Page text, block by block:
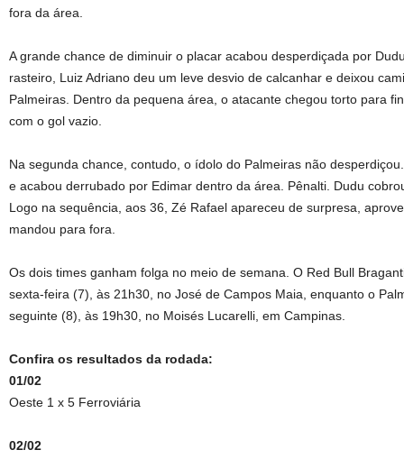
fora da área.
A grande chance de diminuir o placar acabou desperdiçada por
rasteiro, Luiz Adriano deu um leve desvio de calcanhar e deixou
Palmeiras. Dentro da pequena área, o atacante chegou torto para
com o gol vazio.
Na segunda chance, contudo, o ídolo do Palmeiras não
e acabou derrubado por Edimar dentro da área. Pênalti. Dudu
Logo na sequência, aos 36, Zé Rafael apareceu de surpresa,
mandou para fora.
Os dois times ganham folga no meio de semana. O Red Bull
sexta-feira (7), às 21h30, no José de Campos Maia, enquanto o
seguinte (8), às 19h30, no Moisés Lucarelli, em Campinas.
Confira os resultados da rodada:
01/02
Oeste 1 x 5 Ferroviária
02/02